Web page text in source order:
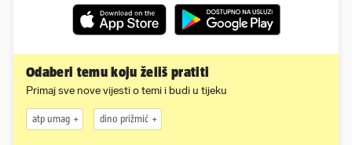
Odaberi temu koju želiš pratiti
Primaj sve nove vijesti o temi i budi u tijeku
atp umag dino prižmić